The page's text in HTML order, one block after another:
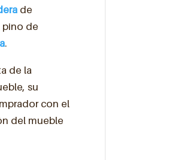
de
pino de
.
de la
su
con el
del mueble